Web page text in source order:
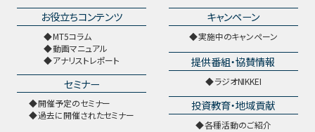
お役立ちコンテンツ
MT5コラム
動画マニュアル
アナリストレポート
セミナー
開催予定のセミナー
過去に開催されたセミナー
キャンペーン
実施中のキャンペーン
提供番組・協賛情報
ラジオNIKKEI
投資教育・地域貢献
各種活動のご紹介